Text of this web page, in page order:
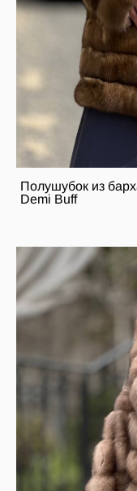
Полушубок из
Demi Buff